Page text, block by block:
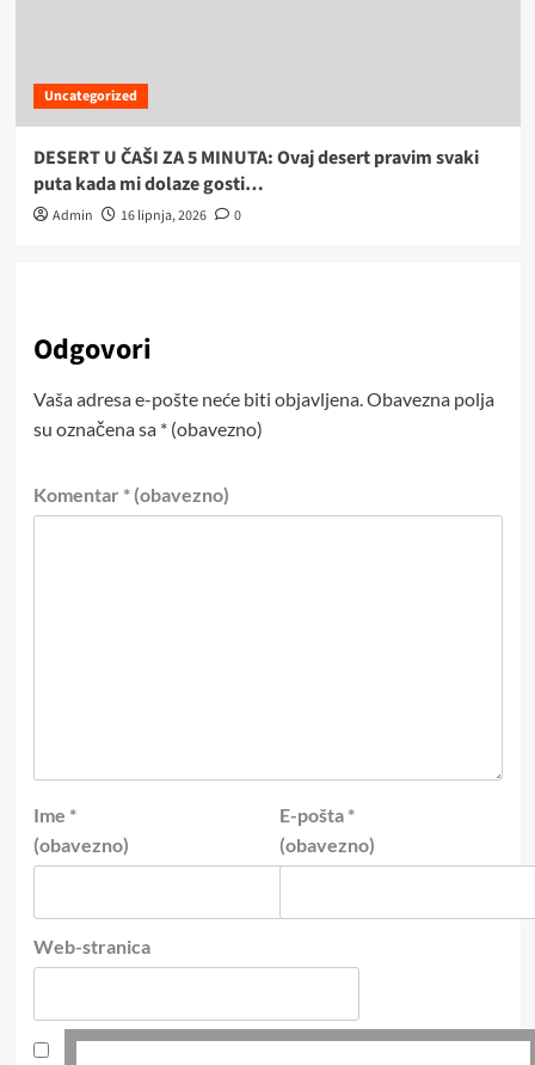
Uncategorized
DESERT U ČAŠI ZA 5 MINUTA: Ovaj desert pravim svaki
puta kada mi dolaze gosti…
Admin 16 lipnja, 2026 0
Odgovori
Vaša adresa e-pošte neće biti objavljena.Obavezna polja
su označena sa * (obavezno)
Komentar * (obavezno)
Ime *
(obavezno)
E-pošta *
(obavezno)
Web-stranica